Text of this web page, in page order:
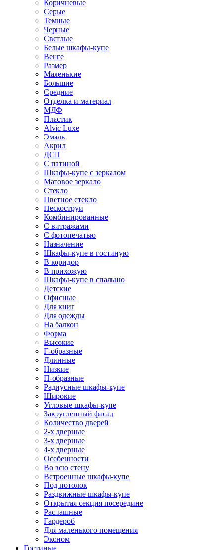
Коричневые
Серые
Темные
Черные
Светлые
Белые шкафы-купе
Венге
Размер
Маленькие
Большие
Средние
Отделка и материал
МДФ
Пластик
Alvic Luxe
Эмаль
Акрил
ДСП
С патиной
Шкафы-купе с зеркалом
Матовое зеркало
Стекло
Цветное стекло
Пескоструй
Комбинированные
С витражами
С фотопечатью
Назначение
Шкафы-купе в гостиную
В коридор
В прихожую
Шкафы-купе в спальню
Детские
Офисные
Для книг
Для одежды
На балкон
Форма
Высокие
Г-образные
Длинные
Низкие
П-образные
Радиусные шкафы-купе
Широкие
Угловые шкафы-купе
Закругленный фасад
Количество дверей
2-х дверные
3-х дверные
4-х дверные
Особенности
Во всю стену
Встроенные шкафы-купе
Под потолок
Раздвижные шкафы-купе
Открытая секция посередине
Распашные
Гардероб
Для маленького помещения
Эконом
Гостиные